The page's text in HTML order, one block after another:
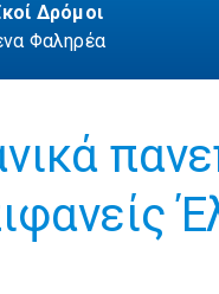
Δρόμοι
Φαληρέα